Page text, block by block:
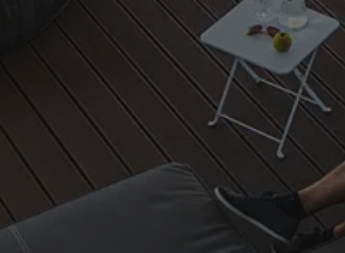
Trusted Shops
4,81/ 5
25.965 Bewertungen